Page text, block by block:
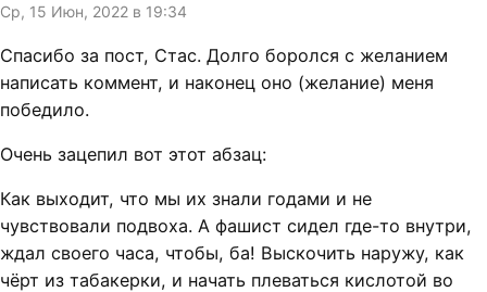
Ср, 15 Июн, 2022 в 19:34
Спасибо за пост, Стас. Долго боролся с желанием
написать коммент, и наконец оно (желание) меня
победило.
Очень зацепил вот этот абзац:
Как выходит, что мы их знали годами и не
чувствовали подвоха. А фашист сидел где-то внутри,
ждал своего часа, чтобы, ба! Выскочить наружу, как
чёрт из табакерки, и начать плеваться кислотой во